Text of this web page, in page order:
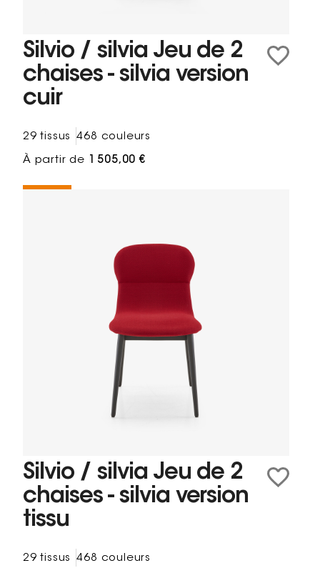
Silvio / silvia Jeu de 2
chaises - silvia version
cuir
29 tissus 468 couleurs
À partir de 1 505,00 €
Silvio / silvia Jeu de 2
chaises - silvia version
tissu
29 tissus 468 couleurs